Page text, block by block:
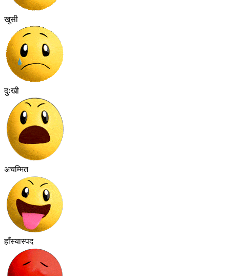
खुसी
दुःखी
अचम्मित
हाँस्यास्पद